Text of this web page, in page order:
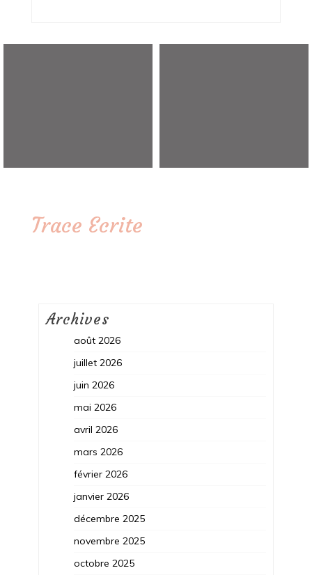
Trace Ecrite
Archives
août 2026
juillet 2026
juin 2026
mai 2026
avril 2026
mars 2026
février 2026
janvier 2026
décembre 2025
novembre 2025
octobre 2025